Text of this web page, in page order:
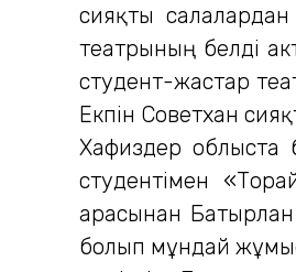
сияқты
театрының белді
студент-жастар
Екпін Советхан
Хафиздер облыста
студентімен
арасынан
болып мұндай